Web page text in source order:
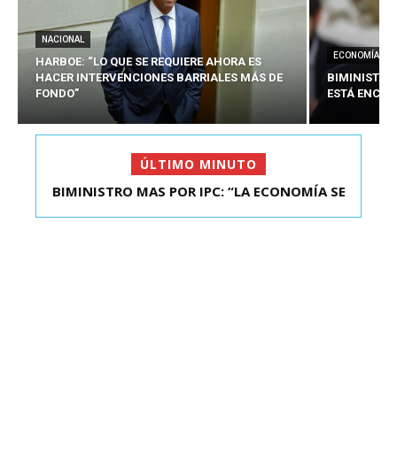
NACIONAL
HARBOE: “LO QUE SE REQUIERE AHORA ES
HACER INTERVENCIONES BARRIALES MÁS DE
FONDO”
ECONOMÍA
BIMINISTRO
ESTÁ
ÚLTIMO MINUTO
KAST SE REUNIÓ CON EL PRESIDENTE ELECTO DE
BIMINISTRO MAS POR IPC: “LA ECONOMÍA SE